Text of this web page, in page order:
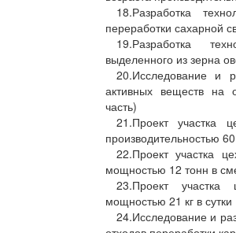
18.Разработка
переработки сахарной
19.Разработка
выделенного из зерна
20.Исследование и
активных веществ на
часть)
21.Проект участка
производительностью
22.Проект участка
мощностью 12 тонн в
23.Проект
мощностью 21 кг в сутки
24.Исследование и